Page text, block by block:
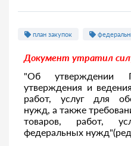
план закупок
Документ утратил
"Об утверждении
утверждения и
работ, услуг для
нужд, а также
товаров, работ,
федеральных